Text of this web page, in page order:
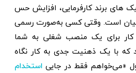
های برند کارفرمایی، افزایش حس
است. وقتی کسی به‌صورت رسمی
برای یک منصب شغلی به شما
که با یک ذهنیت جدی به کار نگاه
«می‌خواهم فقط در جایی استخدام